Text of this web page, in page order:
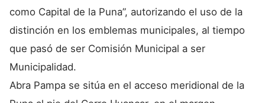
como Capital de la Puna”, autorizando el uso de la
distinción en los emblemas municipales, al tiempo
que pasó de ser Comisión Municipal a ser
Municipalidad.
Abra Pampa se sitúa en el acceso meridional de la